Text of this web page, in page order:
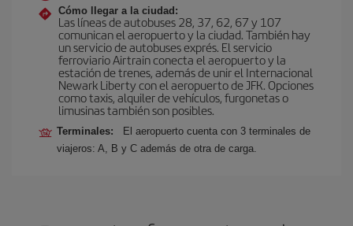
Cómo llegar a la ciudad:
Las líneas de autobuses 28, 37, 62, 67 y 107
comunican el aeropuerto y la ciudad. También hay
un servicio de autobuses exprés. El servicio
ferroviario Airtrain conecta el aeropuerto y la
estación de trenes, además de unir el Internacional
Newark Liberty con el aeropuerto de JFK. Opciones
como taxis, alquiler de vehículos, furgonetas o
limusinas también son posibles.
Terminales:
El aeropuerto cuenta con 3 terminales de
viajeros: A, B y C además de otra de carga.